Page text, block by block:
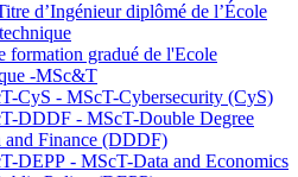
d’Ingénieur diplômé de l’École
formation gradué de l'Ecole
-MSc&T
CyS - MScT-Cybersecurity (CyS)
DDDF - MScT-Double Degree
and Finance (DDDF)
DEPP - MScT-Data and Economics